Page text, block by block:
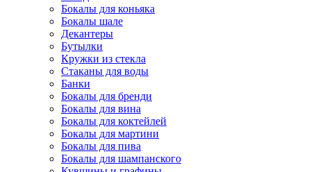
Бокалы для коньяка
Бокалы шале
Декантеры
Бутылки
Кружки из стекла
Стаканы для воды
Банки
Бокалы для бренди
Бокалы для вина
Бокалы для коктейлей
Бокалы для мартини
Бокалы для пива
Бокалы для шампанского